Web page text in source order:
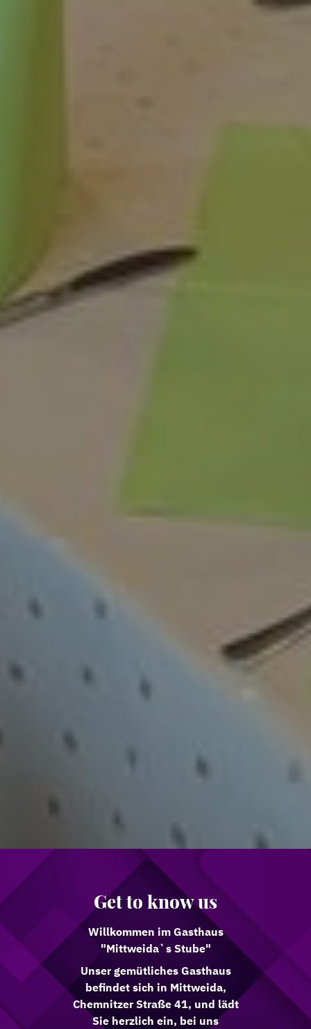
Get to know us
Willkommen im Gasthaus
"Mittweida`s Stube"
Unser gemütliches Gasthaus
befindet sich in Mittweida,
Chemnitzer Straße 41, und lädt
Sie herzlich ein, bei uns